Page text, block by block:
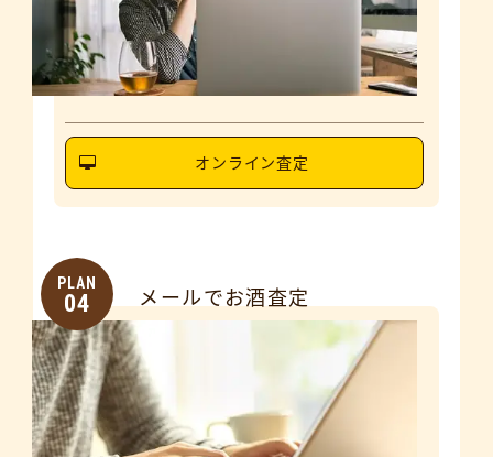
オンライン査定
PLAN
04 メールでお酒査定